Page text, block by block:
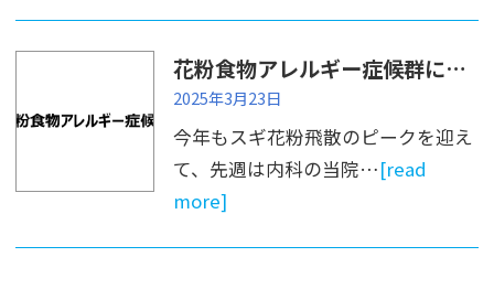
花粉食物アレルギー症候群について
2025年3月23日
今年もスギ花粉飛散のピークを迎え
て、先週は内科の当院…[read
more]